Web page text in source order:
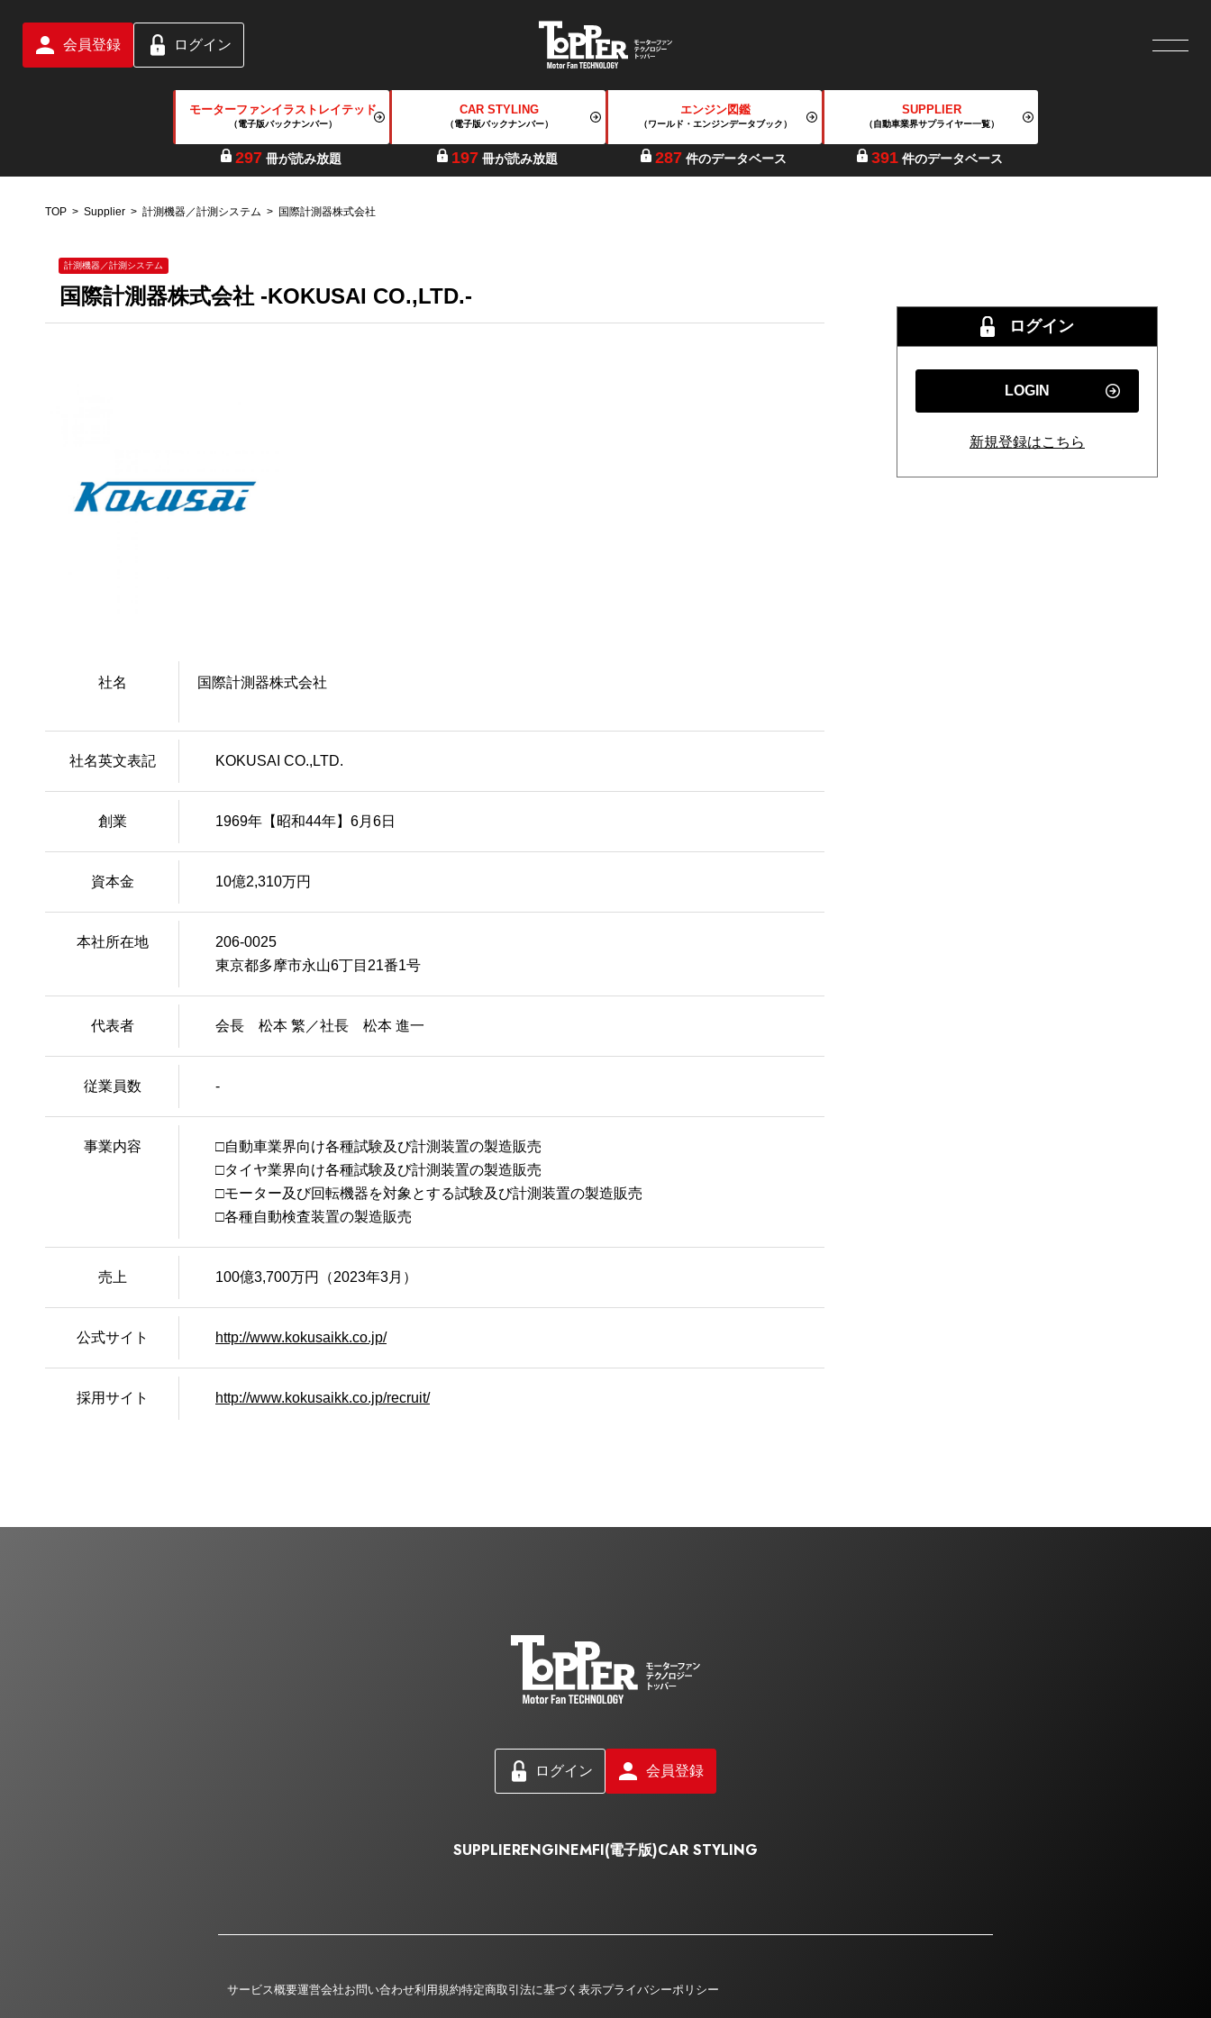
会員登録 ログイン
モーターファンイラストレイテッド
（電子版バックナンバー）
297 冊が読み放題
CAR STYLING
（電子版バックナンバー）
197 冊が読み放題
エンジン図鑑
（ワールド・エンジンデータブック）
287 件のデータベース
SUPPLIER
（自動車業界サプライヤー一覧）
391 件のデータベース
TOP Supplier 計測機器／計測システム 国際計測器株式会社
計測機器／計測システム
国際計測器株式会社 -KOKUSAI CO.,LTD.-
社名 国際計測器株式会社
社名英文表記 KOKUSAI CO.,LTD.
創業 1969年【昭和44年】6月6日
資本金 10億2,310万円
本社所在地
206-0025
東京都多摩市永山6丁目21番1号
代表者 会長 松本 繁／社長 松本 進一
従業員数 -
事業内容
□自動車業界向け各種試験及び計測装置の製造販売
□タイヤ業界向け各種試験及び計測装置の製造販売
□モーター及び回転機器を対象とする試験及び計測装置の製造販売
□各種自動検査装置の製造販売
売上 100億3,700万円（2023年3月）
公式サイト http://www.kokusaikk.co.jp/
採用サイト http://www.kokusaikk.co.jp/recruit/
ログイン
LOGIN
新規登録はこちら
ログイン 会員登録
SUPPLIERENGINEMFI(電子版)CAR STYLING
サービス概要運営会社お問い合わせ利用規約特定商取引法に基づく表示プライバシーポリシー